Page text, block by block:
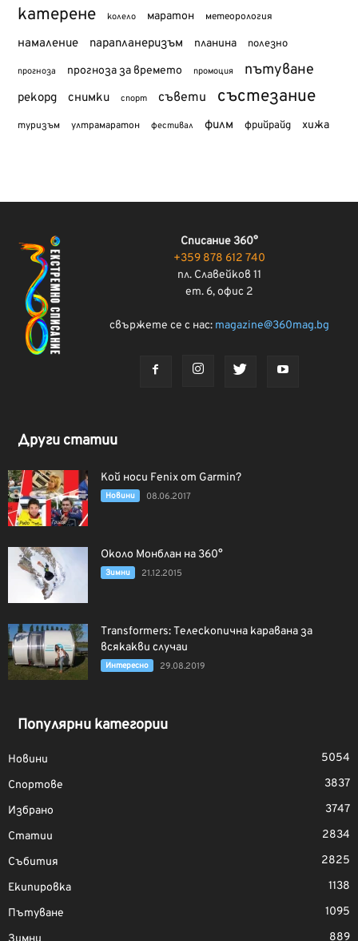
катерене колело маратон метеорология
намаление парапланеризъм планина полезно
прогноза прогноза за времето промоция пътуване
рекорд снимки спорт съвети състезание
туризъм ултрамаратон фестивал филм фрийрайд хижа
Списание 360°
+359 878 612 740
пл. Славейков 11
ет. 6, офис 2
свържете се с нас: magazine@360mag.bg
Други статии
Кой носи Fenix от Garmin?
Новини 08.06.2017
Около Монблан на 360°
Зимни 21.12.2015
Transformers: Телескопична каравана за
всякакви случаи
Интерeсно 29.08.2019
Популярни категории
Новини
5054
Спортове
3837
Избрано
3747
Статии
2834
Събития
2825
Екипировка
1138
Пътуване
1095
889